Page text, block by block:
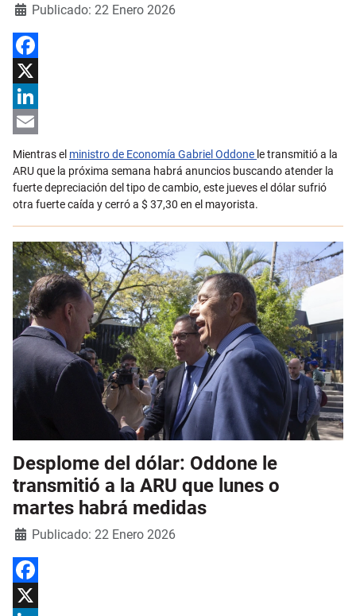
Detalles
Publicado: 22 Enero 2026
Facebook
X
LinkedIn
Email
Mientras el ministro de Economía Gabriel Oddone le transmitió a la
ARU que la próxima semana habrá anuncios buscando atender la
fuerte depreciación del tipo de cambio, este jueves el dólar sufrió
otra fuerte caída y cerró a $ 37,30 en el mayorista.
Desplome del dólar: Oddone le
transmitió a la ARU que lunes o
martes habrá medidas
Detalles
Publicado: 22 Enero 2026
Facebook